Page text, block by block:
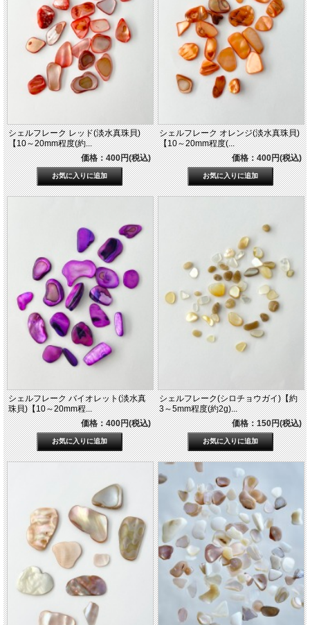
シェルフレーク レッド(淡水真珠貝)
【10～20mm程度(約...
価格：400円(税込)
シェルフレーク オレンジ(淡水真珠貝)
【10～20mm程度(...
価格：400円(税込)
シェルフレーク バイオレット(淡水真
珠貝)【10～20mm程...
価格：400円(税込)
シェルフレーク(シロチョウガイ)【約
3～5mm程度(約2g)...
価格：150円(税込)